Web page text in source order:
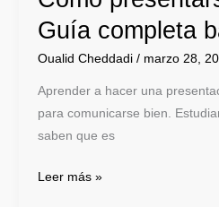
Guía completa
Oualid Cheddadi / marzo 28,
Aprender a hacer una
para comunicarse bien.
saben que es
Leer más »